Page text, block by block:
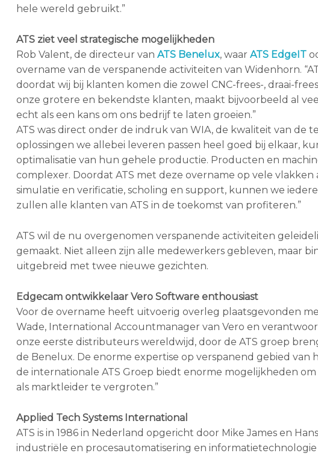
hele wereld gebruikt.”
ATS ziet veel strategische mogelijkheden
Rob Valent, de directeur van ATS Benelux, waar ATS EdgeIT
overname van de verspanende activiteiten van Widenhorn.
doordat wij bij klanten komen die zowel CNC-frees-, draai-
onze grotere en bekendste klanten, maakt bijvoorbeeld al
echt als een kans om ons bedrijf te laten groeien.”
ATS was direct onder de indruk van WIA, de kwaliteit van de
oplossingen we allebei leveren passen heel goed bij elkaar,
optimalisatie van hun gehele productie. Producten en
complexer. Doordat ATS met deze overname op vele vlakken
simulatie en verificatie, scholing en support, kunnen we
zullen alle klanten van ATS in de toekomst van profiteren.”
ATS wil de nu overgenomen verspanende activiteiten
gemaakt. Niet alleen zijn alle medewerkers gebleven, maar
uitgebreid met twee nieuwe gezichten.
Edgecam ontwikkelaar Vero Software enthousiast
Voor de overname heeft uitvoerig overleg plaatsgevonden
Wade, International Accountmanager van Vero en
onze eerste distributeurs wereldwijd, door de ATS groep
de Benelux. De enorme expertise op verspanend gebied van
de internationale ATS Groep biedt enorme mogelijkheden
als marktleider te vergroten.”
Applied Tech Systems International
ATS is in 1986 in Nederland opgericht door Mike James en
industriële en procesautomatisering en